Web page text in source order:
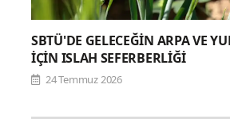
SBTÜ'DE GELECEĞİN ARPA VE
İÇİN ISLAH SEFERBERLİĞİ
24 Temmuz 2026